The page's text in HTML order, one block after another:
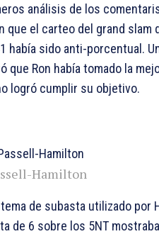
análisis de los
que el carteo del grand slam
había sido anti-porcentual.
que Ron había tomado la
logró cumplir su objetivo.
Hamilton
de subasta utilizado por
de 6 sobre los 5NT